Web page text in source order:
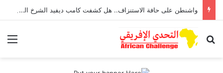
واشنطن على حافة الاستنزاف.. هل كشفت كامب ديفيد الشرخ الخفي داخل آلة الحرب الأمريكية؟
بحث عن